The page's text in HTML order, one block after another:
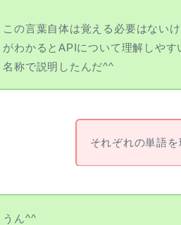
この言葉自体は覚える必要はない
がわかるとAPIについて理解しや
名称で説明したんだ^^
それぞれの単語
うん^^